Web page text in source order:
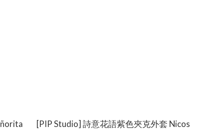
[PIP Studio] 詩意花語紫色夾克外套 Nicos